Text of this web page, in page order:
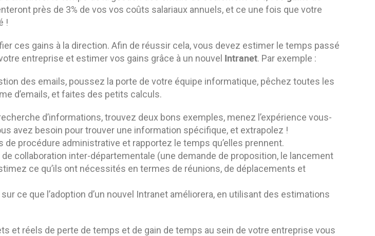
près de 3% de vos vos coûts salariaux annuels, et ce une fois que votre
!
ces gains à la direction. Afin de réussir cela, vous devez estimer le temps passé
entreprise et estimer vos gains grâce à un nouvel Intranet. Par exemple :
des emails, poussez la porte de votre équipe informatique, pêchez toutes les
d’emails, et faites des petits calculs.
d’informations, trouvez deux bons exemples, menez l’expérience vous-
avez besoin pour trouver une information spécifique, et extrapolez !
procédure administrative et rapportez le temps qu’elles prennent.
de collaboration inter-départementale (une demande de proposition, le lancement
ce qu’ils ont nécessités en termes de réunions, de déplacements et
ce que l’adoption d’un nouvel Intranet améliorera, en utilisant des estimations
et réels de perte de temps et de gain de temps au sein de votre entreprise vous